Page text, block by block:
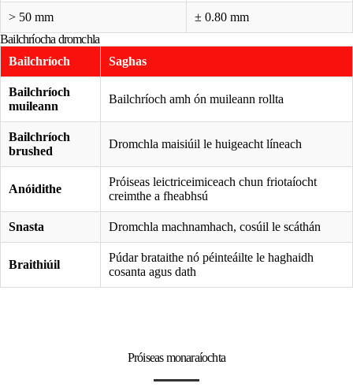
> 50 mm
± 0.80 mm
Bailchríocha dromchla
Bailchríoch
Saghas
Bailchríoch
muileann
Bailchríoch amh ón muileann rollta
Bailchríoch
brushed
Dromchla maisiúil le huigeacht líneach
Anóidithe
Próiseas leictriceimiceach chun friotaíocht
creimthe a fheabhsú
Snasta Dromchla machnamhach, cosúil le scáthán
Braithiúil
Púdar brataithe nó péinteáilte le haghaidh
cosanta agus dath
Próiseas monaraíochta